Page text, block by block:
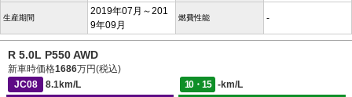
生産期間
2019年07月～201
9年09月
燃費性能 -
R 5.0L P550 AWD
新車時価格1686万円(税込)
JC08
8.1km/L 10・15
-km/L